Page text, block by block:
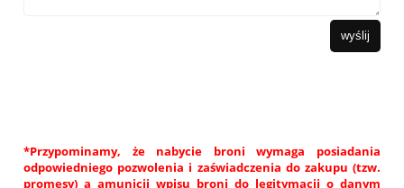
wyślij
*Przypominamy, że nabycie broni wymaga posiadania
odpowiedniego pozwolenia i zaświadczenia do zakupu (tzw.
promesy) a amunicji wpisu broni do legitymacji o danym